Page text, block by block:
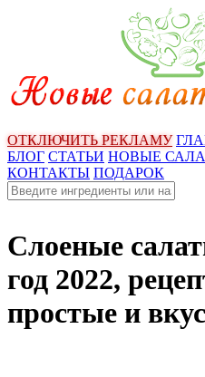
ОТКЛЮЧИТЬ РЕКЛАМУ
БЛОГ СТАТЬИ НОВЫЕ
КОНТАКТЫ ПОДАРОК
Слоеные
год 2022,
простые и